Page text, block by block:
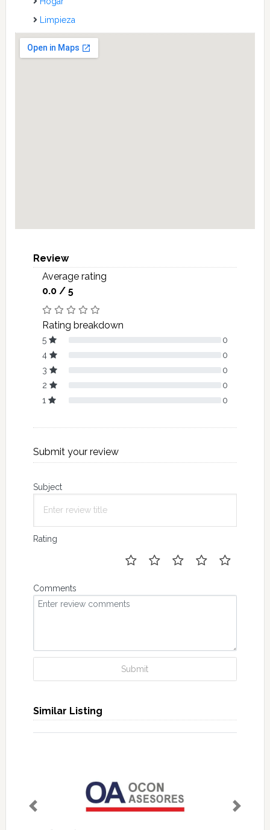
Limpieza
Review
Average rating
0.0 / 5
Rating breakdown
5
0
4
0
3
0
2
0
1
0
Submit your review
Subject
Rating
Comments
Submit
Similar Listing
Previous Next